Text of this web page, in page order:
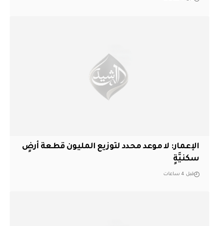
الإعمار: لا موعد محدد لتوزيع المليون قطعة أرضٍ
سكنيَّةٍ
قبل 4 ساعات